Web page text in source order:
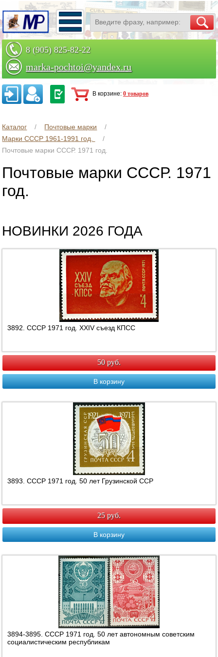
8 (905) 825-82-22
marka-pochtoi@yandex.ru
Заказать по телефону
В корзине: 0 товаров
Каталог
Почтовые марки
Марки СССР 1961-1991 год.
Почтовые марки СССР. 1971 год.
Почтовые марки СССР. 1971
год.
НОВИНКИ 2026 ГОДА
3892. СССР 1971 год. ХХIV съезд КПСС
50 руб.
В корзину
3893. СССР 1971 год. 50 лет Грузинской ССР
25 руб.
В корзину
3894-3895. СССР 1971 год. 50 лет автономным советским
социалистическим республикам